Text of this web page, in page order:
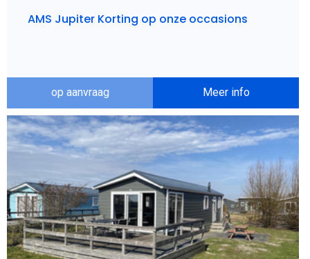
AMS Jupiter Korting op onze occasions
op aanvraag Meer info